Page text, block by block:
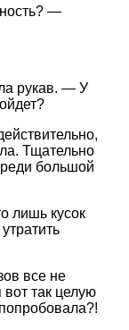
—
рукав. — У
Тщательно
большой
лишь кусок
все не
так целую